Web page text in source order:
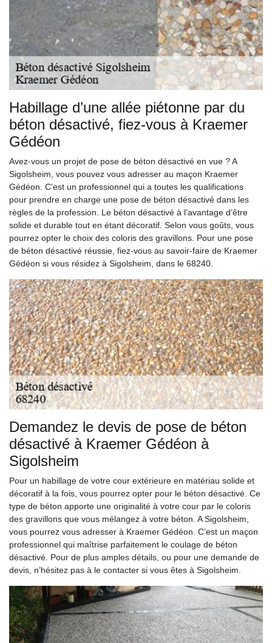
Habillage d’une allée piétonne par du
béton désactivé, fiez-vous à Kraemer
Gédéon
Avez-vous un projet de pose de béton désactivé en vue ? A
Sigolsheim, vous pouvez vous adresser au maçon Kraemer
Gédéon. C’est un professionnel qui a toutes les qualifications
pour prendre en charge une pose de béton désactivé dans les
règles de la profession. Le béton désactivé à l’avantage d’être
solide et durable tout en étant décoratif. Selon vous goûts, vous
pourrez opter le choix des coloris des gravillons. Pour une pose
de béton désactivé réussie, fiez-vous au savoir-faire de Kraemer
Gédéon si vous résidez à Sigolsheim, dans le 68240.
Demandez le devis de pose de béton
désactivé à Kraemer Gédéon à
Sigolsheim
Pour un habillage de votre cour extérieure en matériau solide et
décoratif à la fois, vous pourrez opter pour le béton désactivé. Ce
type de béton apporte une originalité à votre cour par le coloris
des gravillons que vous mélangez à votre béton. A Sigolsheim,
vous pourrez vous adresser à Kraemer Gédéon. C’est un maçon
professionnel qui maîtrise parfaitement le coulage de béton
désactivé. Pour de plus amples détails, ou pour une demande de
devis, n’hésitez pas à le contacter si vous êtes à Sigolsheim.